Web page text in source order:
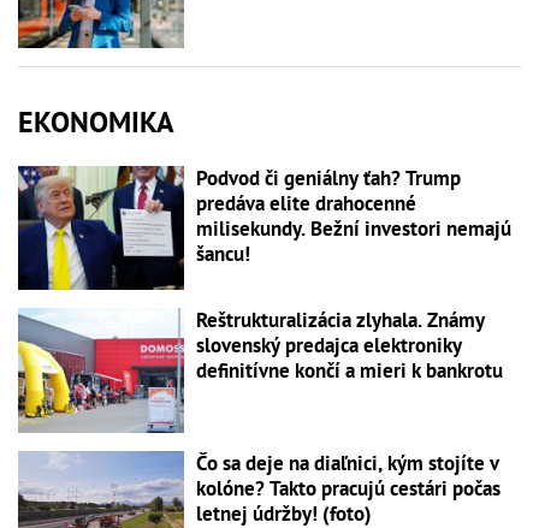
EKONOMIKA
Podvod či geniálny ťah? Trump
predáva elite drahocenné
milisekundy. Bežní investori nemajú
šancu!
Reštrukturalizácia zlyhala. Známy
slovenský predajca elektroniky
definitívne končí a mieri k bankrotu
Čo sa deje na diaľnici, kým stojíte v
kolóne? Takto pracujú cestári počas
letnej údržby! (foto)